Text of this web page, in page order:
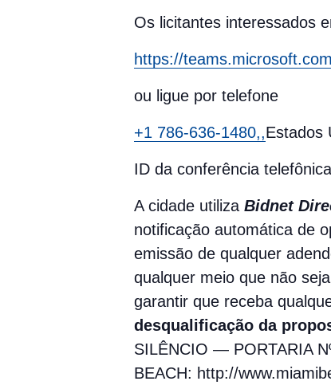
Os licitantes interessados
https://
ou ligue por telefone
+1 786-636-1480,,Estados
ID da conferência
A cidade utiliza Bidnet
notificação automática de
emissão de qualquer
qualquer meio que não
garantir que receba
desqualificação da
SILÊNCIO — PORTARIA
BEACH: http://